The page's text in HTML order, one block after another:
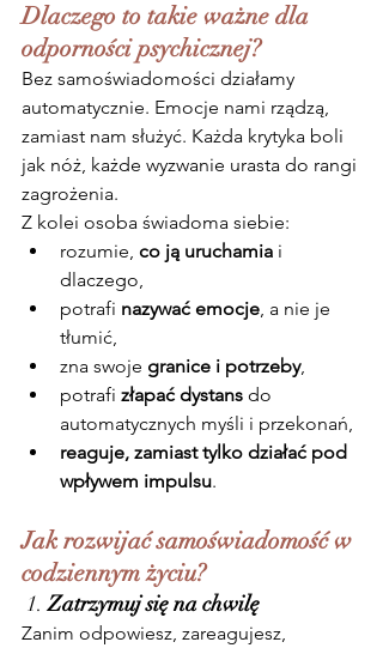
Dlaczego to takie ważne dla
odporności psychicznej?
Bez samoświadomości działamy
automatycznie. Emocje nami rządzą,
zamiast nam służyć. Każda krytyka boli
jak nóż, każde wyzwanie urasta do rangi
zagrożenia.
Z kolei osoba świadoma siebie:
rozumie, co ją uruchamia i
dlaczego,
potrafi nazywać emocje, a nie je
tłumić,
zna swoje granice i potrzeby,
potrafi złapać dystans do
automatycznych myśli i przekonań,
reaguje, zamiast tylko działać pod
wpływem impulsu.
Jak rozwijać samoświadomość w
codziennym życiu?
1. Zatrzymuj się na chwilę
Zanim odpowiesz, zareagujesz,